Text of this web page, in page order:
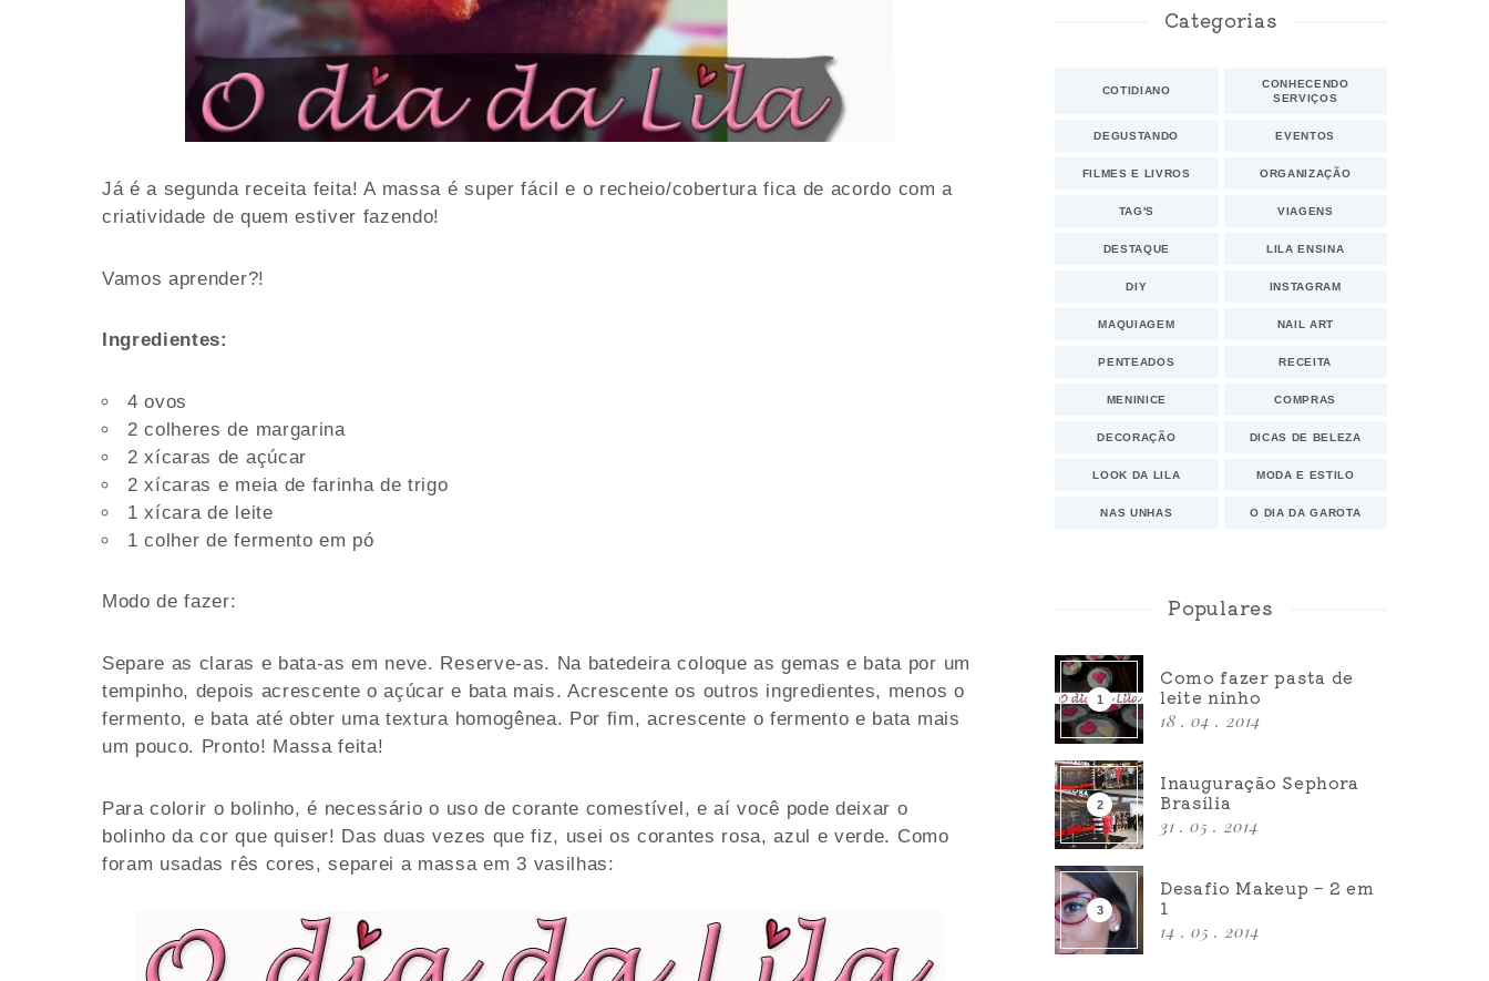
Já é a segunda receita feita! A massa é super fácil e o recheio/cobertura fica de acordo com a
criatividade de quem estiver fazendo!
Vamos aprender?!
Ingredientes:
4 ovos
2 colheres de margarina
2 xícaras de açúcar
2 xícaras e meia de farinha de trigo
1 xícara de leite
1 colher de fermento em pó
Modo de fazer:
Separe as claras e bata-as em neve. Reserve-as. Na batedeira coloque as gemas e bata por um
tempinho, depois acrescente o açúcar e bata mais. Acrescente os outros ingredientes, menos o
fermento, e bata até obter uma textura homogênea. Por fim, acrescente o fermento e bata mais
um pouco. Pronto! Massa feita!
Para colorir o bolinho, é necessário o uso de corante comestível, e aí você pode deixar o
bolinho da cor que quiser! Das duas vezes que fiz, usei os corantes rosa, azul e verde. Como
foram usadas rês cores, separei a massa em 3 vasilhas:
Categorias
COTIDIANO
CONHECENDO
SERVIÇOS
DEGUSTANDO EVENTOS
FILMES E LIVROS ORGANIZAÇÃO
TAG'S VIAGENS
DESTAQUE LILA ENSINA
DIY INSTAGRAM
MAQUIAGEM NAIL ART
PENTEADOS RECEITA
MENINICE COMPRAS
DECORAÇÃO DICAS DE BELEZA
LOOK DA LILA MODA E ESTILO
NAS UNHAS O DIA DA GAROTA
Populares
Como fazer pasta de
leite ninho
18 . 04 . 2014
Inauguração Sephora
Brasília
31 . 05 . 2014
Desafio Makeup – 2 em
1
14 . 05 . 2014